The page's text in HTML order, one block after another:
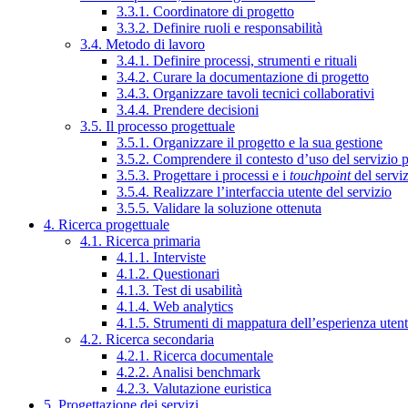
3.3.1. Coordinatore di progetto
3.3.2. Definire ruoli e responsabilità
3.4. Metodo di lavoro
3.4.1. Definire processi, strumenti e rituali
3.4.2. Curare la documentazione di progetto
3.4.3. Organizzare tavoli tecnici collaborativi
3.4.4. Prendere decisioni
3.5. Il processo progettuale
3.5.1. Organizzare il progetto e la sua gestione
3.5.2. Comprendere il contesto d’uso del servizio
3.5.3. Progettare i processi e i touchpointdel
3.5.4. Realizzare l’interfaccia utente del servizio
3.5.5. Validare la soluzione ottenuta
4. Ricerca progettuale
4.1. Ricerca primaria
4.1.1. Interviste
4.1.2. Questionari
4.1.3. Test di usabilità
4.1.4. Web analytics
4.1.5. Strumenti di mappatura dell’esperienza
4.2. Ricerca secondaria
4.2.1. Ricerca documentale
4.2.2. Analisi benchmark
4.2.3. Valutazione euristica
5. Progettazione dei servizi